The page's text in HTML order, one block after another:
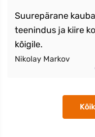
Suurepärane
teenindus ja kiire
kõigile.
Nikolay Markov